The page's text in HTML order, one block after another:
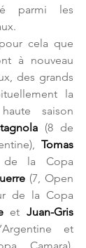
parmi les
cela que
à nouveau
des grands
la
saison
(8 de
Tomas
la Copa
(7, Open
de la Copa
et Juan-Gris
et